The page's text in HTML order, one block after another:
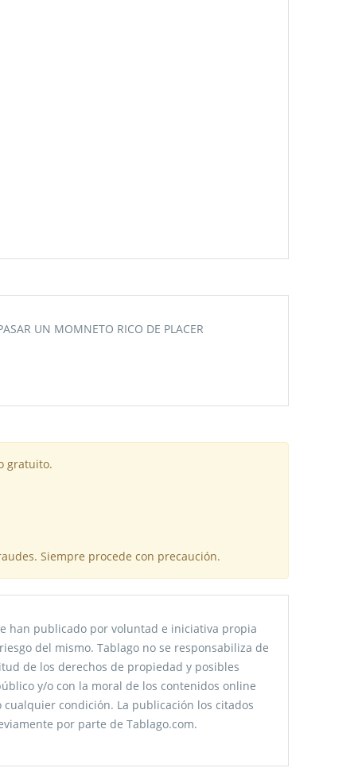
UN MOMNETO RICO DE PLACER
gratuito.
Siempre procede con precaución.
han publicado por voluntad e iniciativa propia
del mismo. Tablago no se responsabiliza de
de los derechos de propiedad y posibles
y/o con la moral de los contenidos online
condición. La publicación los citados
por parte de Tablago.com.